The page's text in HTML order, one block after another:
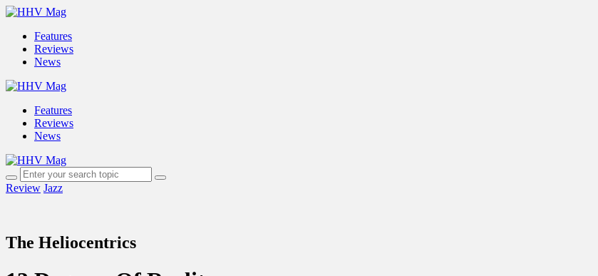
Features
Reviews
News
Features
Reviews
News
Review Jazz
The Heliocentrics